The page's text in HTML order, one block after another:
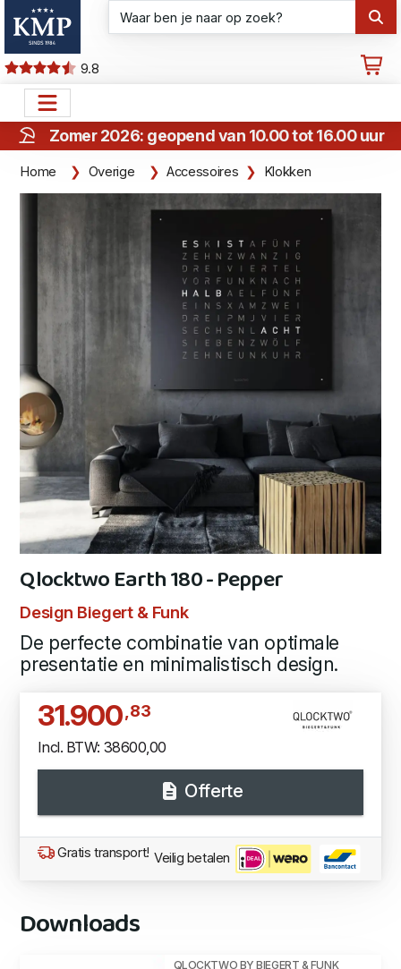
9.8
Zomer 2026: geopend van 10.00 tot 16.00 uur
Home Overige Accessoires Klokken
Qlocktwo Earth 180 - Pepper
Design Biegert & Funk
De perfecte combinatie van optimale
presentatie en minimalistisch design.
31.900,83
Incl. BTW: 38600,00
Offerte
Gratis transport! Veilig betalen
Downloads
QLOCKTWO BY BIEGERT & FUNK